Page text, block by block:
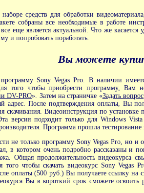
средств для обработки
собраны все необходимые в работе
еще является актуальной. Что же
и попробовать поработать.
Вы можете
Sony Vegas Pro. В наличии
того чтобы приобрести программу, Вам
DV-PRO». Затем на страничке «Задать вопрос
адрес. После подтверждения оплаты, Вы
скачивания. Видеоинструкция по
версия подходит только для Windows
Программа прошла тестирование
не только программу Sony Vegas Pro, но и
в котором очень подробно рассказаны и
Общая продолжительность видеокурса
чтобы скачать видеокурс Sony Vegas
оплаты (500 руб.) Вы получаете ссылку
Вы в короткий срок сможете